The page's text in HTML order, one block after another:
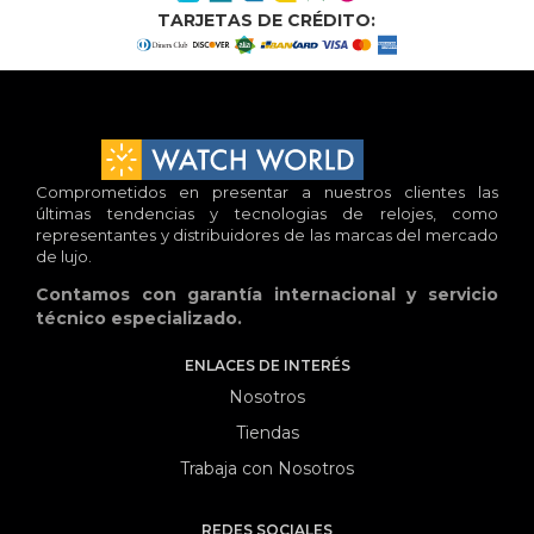
TARJETAS DE CRÉDITO:
Comprometidos en presentar a nuestros clientes las
últimas tendencias y tecnologias de relojes, como
representantes y distribuidores de las marcas del mercado
de lujo.
Contamos con garantía internacional y servicio
técnico especializado.
ENLACES DE INTERÉS
Nosotros
Tiendas
Trabaja con Nosotros
REDES SOCIALES